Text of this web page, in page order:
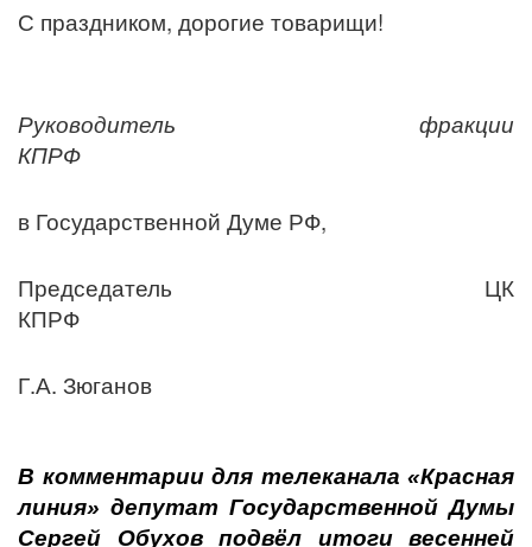
С праздником, дорогие товарищи!
Руководитель фракции
КПРФ
в Государственной Думе РФ,
Председатель ЦК
КПРФ
Г.А. Зюганов
В комментарии для телеканала «Красная
линия» депутат Государственной Думы
Сергей Обухов подвёл итоги весенней